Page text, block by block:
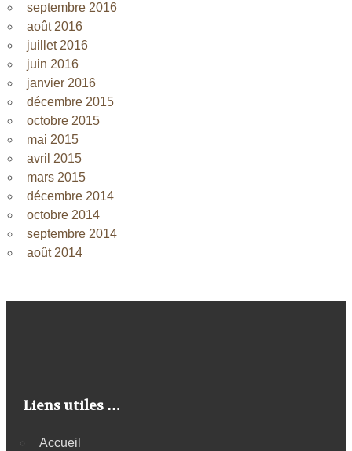
septembre 2016
août 2016
juillet 2016
juin 2016
janvier 2016
décembre 2015
octobre 2015
mai 2015
avril 2015
mars 2015
décembre 2014
octobre 2014
septembre 2014
août 2014
Liens utiles …
Accueil